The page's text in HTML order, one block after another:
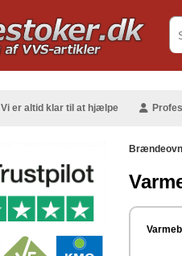
Vi er altid klar til at hjælpe